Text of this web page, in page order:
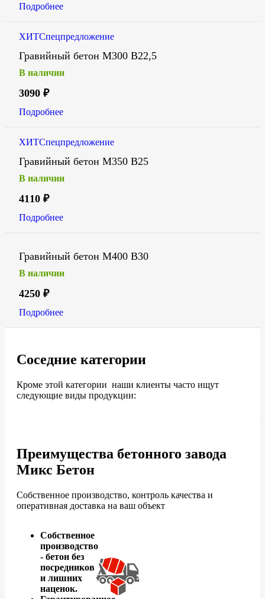
Подробнее
ХИТСпецпредложение
Гравийный бетон М300 В22,5
В наличии
3090 ₽
Подробнее
ХИТСпецпредложение
Гравийный бетон М350 В25
В наличии
4110 ₽
Подробнее
Гравийный бетон М400 В30
В наличии
4250 ₽
Подробнее
Соседние категории
Кроме этой категории наши клиенты часто ищут
следующие виды продукции:
Преимущества бетонного завода
Микс Бетон
Собственное производство, контроль качества и
оперативная доставка на ваш объект
Собственное
производство
- бетон без
посредников
и лишних
наценок.